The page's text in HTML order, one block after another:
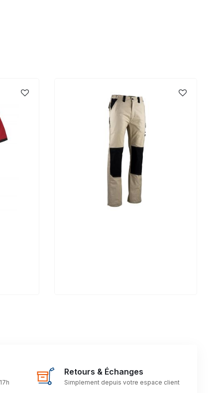
Retours & Échanges
Simplement depuis votre espace client